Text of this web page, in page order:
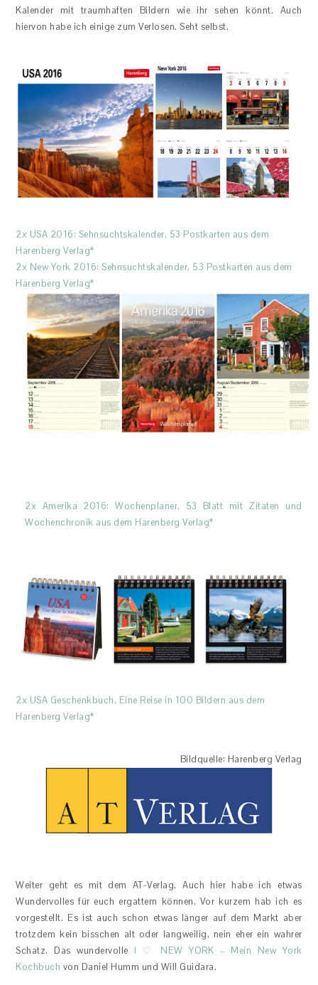
Kalender mit traumhaften Bildern wie ihr sehen könnt. Auch
hiervon habe ich einige zum Verlosen. Seht selbst.
2x USA 2016: Sehnsuchtskalender, 53 Postkarten aus dem
Harenberg Verlag*
2x New York 2016: Sehnsuchtskalender, 53 Postkarten aus dem
Harenberg Verlag*
2x Amerika 2016: Wochenplaner, 53 Blatt mit Zitaten und
Wochenchronik aus dem Harenberg Verlag*
2x USA Geschenkbuch, Eine Reise in 100 Bildern aus dem
Harenberg Verlag*
Bildquelle: Harenberg Verlag
Weiter geht es mit dem AT-Verlag. Auch hier habe ich etwas
Wundervolles für euch ergattern können. Vor kurzem hab ich es
vorgestellt. Es ist auch schon etwas länger auf dem Markt aber
trotzdem kein bisschen alt oder langweilig, nein eher ein wahrer
Schatz. Das wundervolle I ♡ NEW YORK – Mein New York
Kochbuch von Daniel Humm und Will Guidara.